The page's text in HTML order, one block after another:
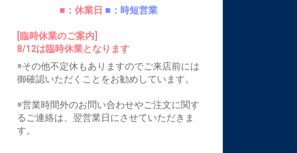
■：休業日 ■：時短営業
[臨時休業のご案内]
8/12は臨時休業となります
※その他不定休もありますのでご来店前には
御確認いただくことをお勧めしています。
※営業時間外のお問い合わせやご注文に関す
るご連絡は、翌営業日にさせていただきま
す。